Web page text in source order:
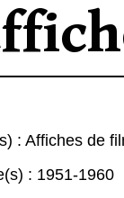
: Affiches de
: 1951-1960